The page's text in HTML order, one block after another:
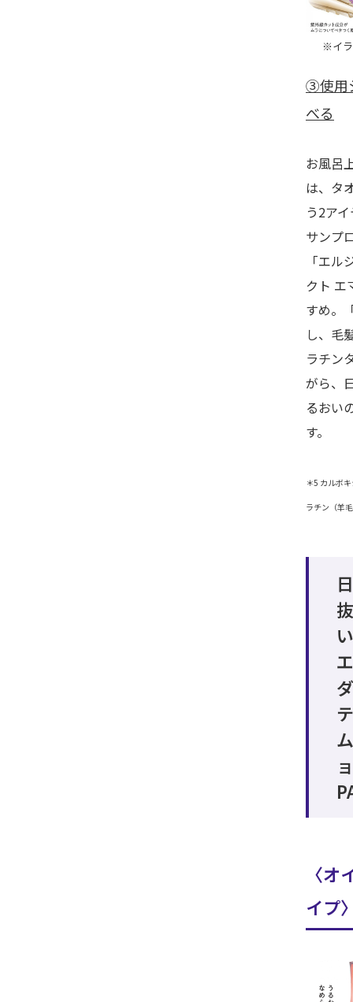
※イ
③使用
べる
お風呂
は、タ
う2ア
サンプ
「エ
クト エ
すめ。
し、毛
ラチン
がら、
るおい
す。
＊5 カルボ
ラチン（羊
〈オ
イプ